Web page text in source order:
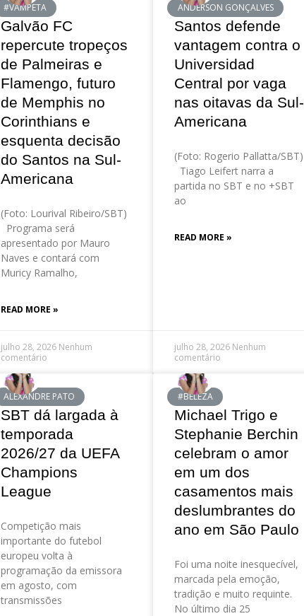
#VAMPETA
Galvão FC
repercute tropeços
de Palmeiras e
Flamengo, futuro
de Memphis no
Corinthians e
esquenta decisão
do Santos na Sul-
Americana
(Foto: Lourival Ribeiro/SBT)
Programa será
apresentado por Mauro
Naves e contará com
Muricy Ramalho,
READ MORE »
julho 28, 2026 Nenhum
comentário
ANDERSON GONÇALVES
Santos defende
vantagem contra o
Universidad
Central por vaga
nas oitavas da Sul-
Americana
(Foto: Rogerio Pallatta/SBT)
Tiago Leifert narra a
partida no SBT e no +SBT
ao
READ MORE »
julho 28, 2026 Nenhum
comentário
ALEXANDRE PATO
SBT dá largada à
temporada
2026/27 da UEFA
Champions
League
Competição mais
importante do futebol
europeu volta à
programação da emissora
em agosto, com
transmissões
#BELEZA
Michael Trigo e
Stephanie Berchin
celebram o amor
em um dos
casamentos mais
deslumbrantes do
ano em São Paulo
Foi uma noite inesquecível,
marcada pela emoção,
tradição e muito requinte.
No último dia 25